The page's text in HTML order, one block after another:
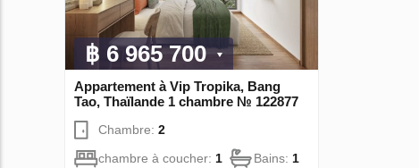
฿ 6 965 700
Appartement à Vip Tropika, Bang
Tao, Thaïlande 1 chambre № 122877
Chambre: 2
chambre à coucher: 1 Bains: 1